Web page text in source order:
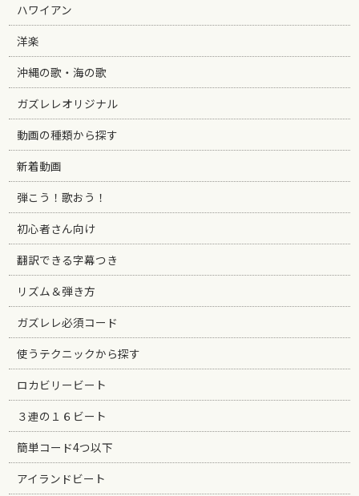
ハワイアン
洋楽
沖縄の歌・海の歌
ガズレレオリジナル
動画の種類から探す
新着動画
弾こう！歌おう！
初心者さん向け
翻訳できる字幕つき
リズム＆弾き方
ガズレレ必須コード
使うテクニックから探す
ロカビリービート
３連の１６ビート
簡単コード4つ以下
アイランドビート